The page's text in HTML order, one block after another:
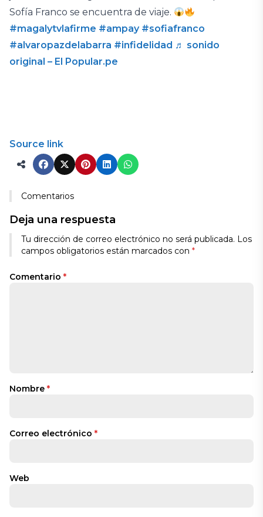
Sofía Franco se encuentra de viaje.
#magalytvlafirme #ampay #sofiafranco
#alvaropazdelabarra #infidelidad ♬ sonido
original – El Popular.pe
Source link
Comentarios
Deja una respuesta
Tu dirección de correo electrónico no será publicada. Los
campos obligatorios están marcados con *
Comentario *
Nombre *
Correo electrónico *
Web